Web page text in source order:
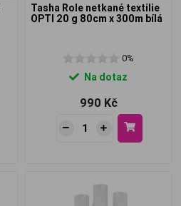
Tasha Role netkané textilie
OPTI 20 g 80cm x 300m bílá
0%
Na dotaz
990 Kč